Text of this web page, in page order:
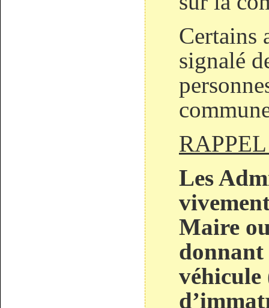
Certains
signalé
Les
Maire
donnant
véhicule